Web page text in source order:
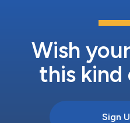
Wish
this kind
Sign